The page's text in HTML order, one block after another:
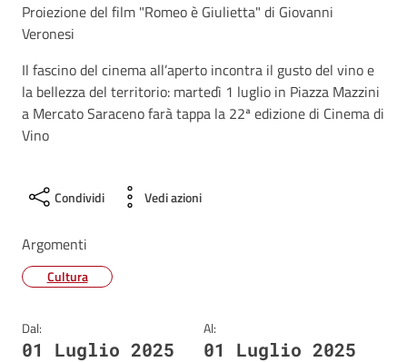
Proiezione del film "Romeo è Giulietta" di Giovanni
Veronesi
Il fascino del cinema all’aperto incontra il gusto del vino e
la bellezza del territorio: martedì 1 luglio in Piazza Mazzini
a Mercato Saraceno farà tappa la 22ª edizione di Cinema di
Vino
Condividi Vedi azioni
Argomenti
Cultura
Dal:
01 Luglio 2025
Al:
01 Luglio 2025